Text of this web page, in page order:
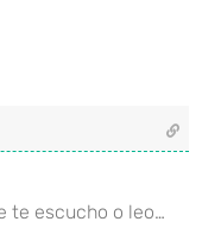
te escucho o leo…